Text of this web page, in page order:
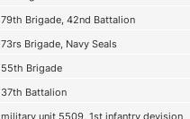
79th Brigade, 42nd Battalion
73rs Brigade, Navy Seals
55th Brigade
37th Battalion
military unit 5509, 1st infantry devision